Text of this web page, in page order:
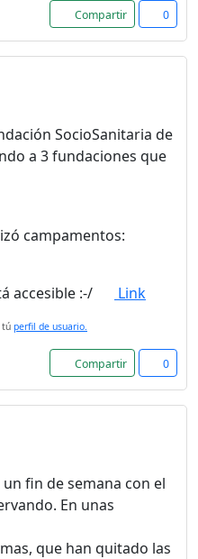
Compartir 0
SocioSanitaria de
a 3 fundaciones que
campamentos:
accesible :-/
Link
tú perfil de usuario.
Compartir 0
fin de semana con el
En unas
que han quitado las